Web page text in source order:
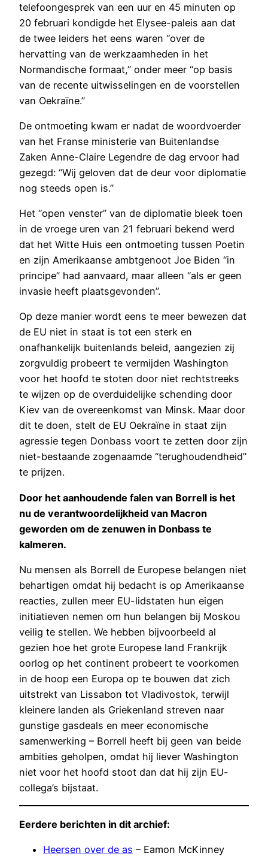
telefoongesprek van een uur en 45 minuten op
20 februari kondigde het Elysee-paleis aan dat
de twee leiders het eens waren “over de
hervatting van de werkzaamheden in het
Normandische formaat,” onder meer “op basis
van de recente uitwisselingen en de voorstellen
van Oekraïne.”
De ontmoeting kwam er nadat de woordvoerder
van het Franse ministerie van Buitenlandse
Zaken Anne-Claire Legendre de dag ervoor had
gezegd: “Wij geloven dat de deur voor diplomatie
nog steeds open is.”
Het “open venster” van de diplomatie bleek toen
in de vroege uren van 21 februari bekend werd
dat het Witte Huis een ontmoeting tussen Poetin
en zijn Amerikaanse ambtgenoot Joe Biden “in
principe” had aanvaard, maar alleen “als er geen
invasie heeft plaatsgevonden”.
Op deze manier wordt eens te meer bewezen dat
de EU niet in staat is tot een sterk en
onafhankelijk buitenlands beleid, aangezien zij
zorgvuldig probeert te vermijden Washington
voor het hoofd te stoten door niet rechtstreeks
te wijzen op de overduidelijke schending door
Kiev van de overeenkomst van Minsk. Maar door
dit te doen, stelt de EU Oekraïne in staat zijn
agressie tegen Donbass voort te zetten door zijn
niet-bestaande zogenaamde “terughoudendheid”
te prijzen.
Door het aanhoudende falen van Borrell is het
nu de verantwoordelijkheid van Macron
geworden om de zenuwen in Donbass te
kalmeren.
Nu mensen als Borrell de Europese belangen niet
behartigen omdat hij bedacht is op Amerikaanse
reacties, zullen meer EU-lidstaten hun eigen
initiatieven nemen om hun belangen bij Moskou
veilig te stellen. We hebben bijvoorbeeld al
gezien hoe het grote Europese land Frankrijk
oorlog op het continent probeert te voorkomen
in de hoop een Europa op te bouwen dat zich
uitstrekt van Lissabon tot Vladivostok, terwijl
kleinere landen als Griekenland streven naar
gunstige gasdeals en meer economische
samenwerking – Borrell heeft bij geen van beide
ambities geholpen, omdat hij liever Washington
niet voor het hoofd stoot dan dat hij zijn EU-
collega’s bijstaat.
Eerdere berichten in dit archief:
Heersen over de as – Eamon McKinney